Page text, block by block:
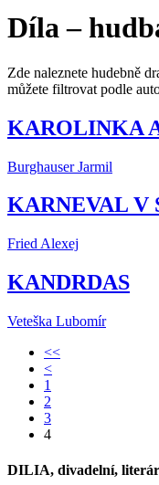
Díla –
Zde naleznete hudebně
můžete filtrovat podle
KAROLINKA
Burghauser Jarmil
KARNEVAL V
Fried Alexej
KANDRDAS
Veteška Lubomír
<<
<
1
2
3
4
DILIA, divadelní,